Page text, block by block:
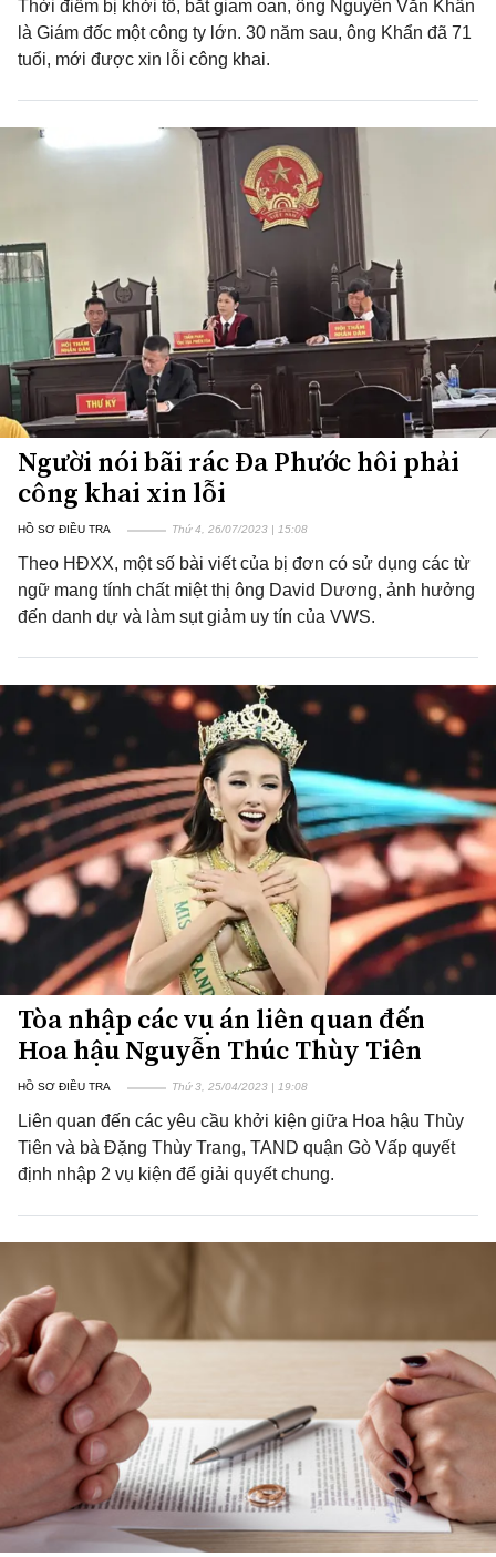
Thời điểm bị khởi tố, bắt giam oan, ông Nguyễn Văn Khẩn
là Giám đốc một công ty lớn. 30 năm sau, ông Khẩn đã 71
tuổi, mới được xin lỗi công khai.
Người nói bãi rác Đa Phước hôi phải
công khai xin lỗi
HỒ SƠ ĐIỀU TRA Thứ 4, 26/07/2023 | 15:08
Theo HĐXX, một số bài viết của bị đơn có sử dụng các từ
ngữ mang tính chất miệt thị ông David Dương, ảnh hưởng
đến danh dự và làm sụt giảm uy tín của VWS.
Tòa nhập các vụ án liên quan đến
Hoa hậu Nguyễn Thúc Thùy Tiên
HỒ SƠ ĐIỀU TRA Thứ 3, 25/04/2023 | 19:08
Liên quan đến các yêu cầu khởi kiện giữa Hoa hậu Thùy
Tiên và bà Đặng Thùy Trang, TAND quận Gò Vấp quyết
định nhập 2 vụ kiện để giải quyết chung.